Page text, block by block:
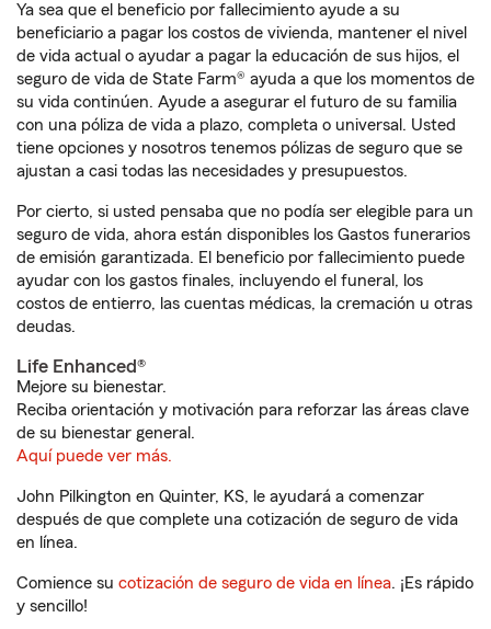
Ya sea que el beneficio por fallecimiento ayude a su
beneficiario a pagar los costos de vivienda, mantener el nivel
de vida actual o ayudar a pagar la educación de sus hijos, el
seguro de vida de State Farm® ayuda a que los momentos de
su vida continúen. Ayude a asegurar el futuro de su familia
con una póliza de vida a plazo, completa o universal. Usted
tiene opciones y nosotros tenemos pólizas de seguro que se
ajustan a casi todas las necesidades y presupuestos.
Por cierto, si usted pensaba que no podía ser elegible para un
seguro de vida, ahora están disponibles los Gastos funerarios
de emisión garantizada. El beneficio por fallecimiento puede
ayudar con los gastos finales, incluyendo el funeral, los
costos de entierro, las cuentas médicas, la cremación u otras
deudas.
Life Enhanced®
Mejore su bienestar.
Reciba orientación y motivación para reforzar las áreas clave
de su bienestar general.
Aquí puede ver más.
John Pilkington en Quinter, KS, le ayudará a comenzar
después de que complete una cotización de seguro de vida
en línea.
Comience su cotización de seguro de vida en línea. ¡Es rápido
y sencillo!